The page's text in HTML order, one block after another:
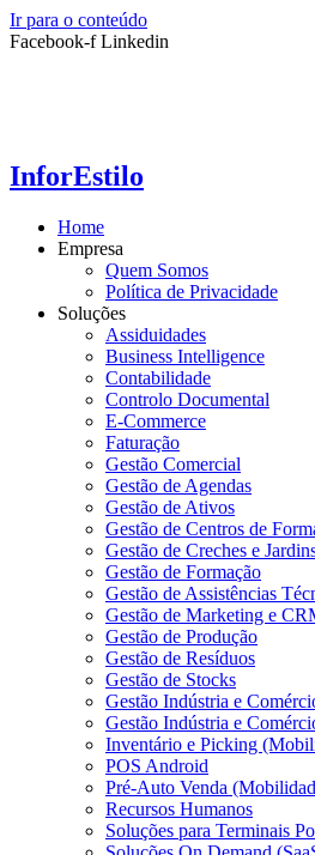
Ir para o conteúdo
Facebook-f Linkedin
InforEstilo
Home
Empresa
Quem Somos
Política de Privacidade
Soluções
Assiduidades
Business Intelligence
Contabilidade
Controlo Documental
E-Commerce
Faturação
Gestão Comercial
Gestão de Agendas
Gestão de Ativos
Gestão de Centros de
Gestão de Creches e
Gestão de Formação
Gestão de Assistências
Gestão de Marketing e
Gestão de Produção
Gestão de Resíduos
Gestão de Stocks
Gestão Indústria e
Gestão Indústria e
Inventário e Picking
POS Android
Pré-Auto Venda
Recursos Humanos
Soluções para Terminais